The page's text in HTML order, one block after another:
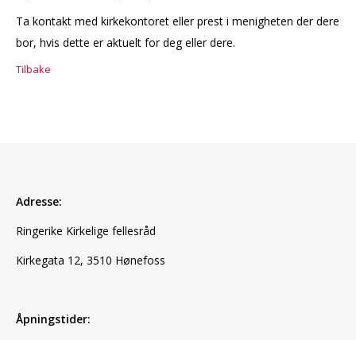
Ta kontakt med kirkekontoret eller prest i menigheten der dere
bor, hvis dette er aktuelt for deg eller dere.
Tilbake
Adresse:
Ringerike Kirkelige fellesråd
Kirkegata 12, 3510 Hønefoss
Åpningstider: